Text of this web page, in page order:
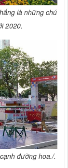
là những chú
2020.
đường hoa./.